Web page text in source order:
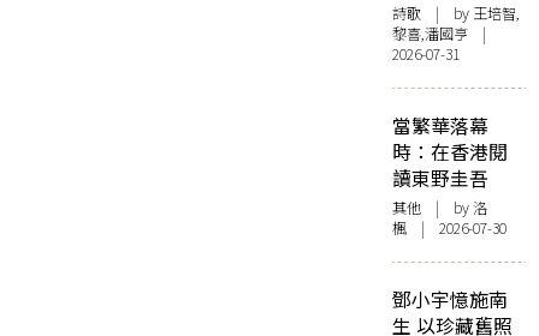
詩歌 | by 王培智,
黎喜,潘國亨 |
2026-07-31
當繁華落幕
時：在香港閱
讀東野圭吾
其他 | by洛
楓 | 2026-07-30
鄧小宇憶施南
生 以珍藏舊照